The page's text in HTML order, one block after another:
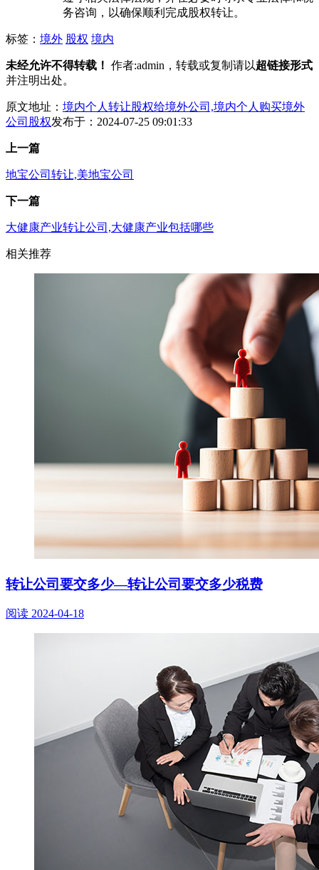
务咨询，以确保顺利完成股权转让。
标签： 境外 股权 境内
未经允许不得转载！ 作者:admin，转载或复制请以超链接形式
并注明出处。
原文地址： 境内个人转让股权给境外公司,境内个人购买境外
公司股权发布于：2024-07-25 09:01:33
上一篇
地宝公司转让,美地宝公司
下一篇
大健康产业转让公司,大健康产业包括哪些
相关推荐
转让公司要交多少—转让公司要交多少税费
阅读 2024-04-18